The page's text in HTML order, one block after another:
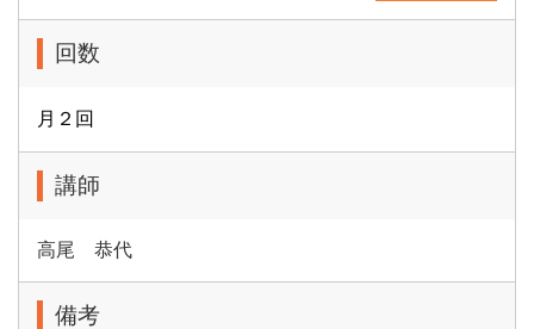
回数
月２回
講師
高尾 恭代
備考